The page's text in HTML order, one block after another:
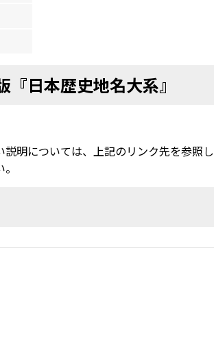
日本歴史地名大系』
説明については、上記のリンク先を参